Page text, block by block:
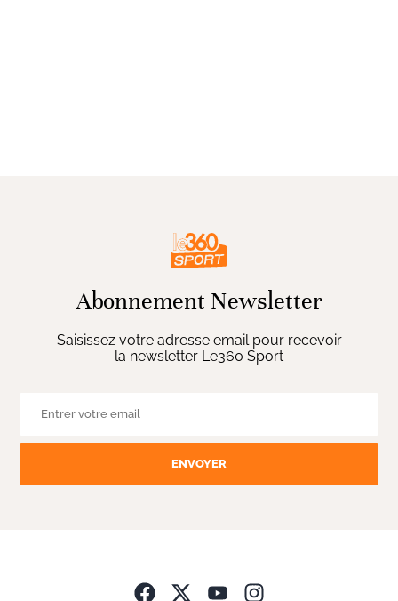
Abonnement Newsletter
Saisissez votre adresse email pour recevoir
la newsletter Le360 Sport
ENVOYER